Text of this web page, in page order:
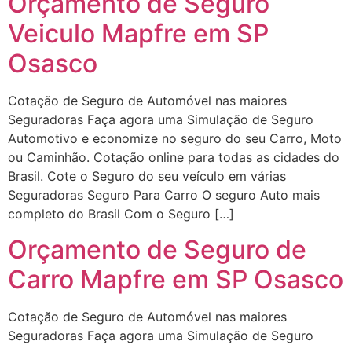
Veiculo Mapfre em SP
Osasco
Cotação de Seguro de Automóvel nas maiores
Seguradoras Faça agora uma Simulação de Seguro
Automotivo e economize no seguro do seu Carro, Moto
ou Caminhão. Cotação online para todas as cidades do
Brasil. Cote o Seguro do seu veículo em várias
Seguradoras Seguro Para Carro O seguro Auto mais
completo do Brasil Com o Seguro […]
Orçamento de Seguro de
Carro Mapfre em SP Osasco
Cotação de Seguro de Automóvel nas maiores
Seguradoras Faça agora uma Simulação de Seguro